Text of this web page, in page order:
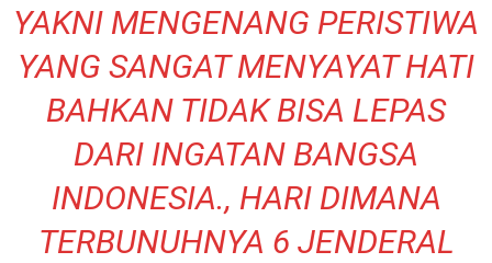
YAKNI MENGENANG PERISTIWA
YANG SANGAT MENYAYAT HATI
BAHKAN TIDAK BISA LEPAS
DARI INGATAN BANGSA
INDONESIA., HARI DIMANA
TERBUNUHNYA 6 JENDERAL